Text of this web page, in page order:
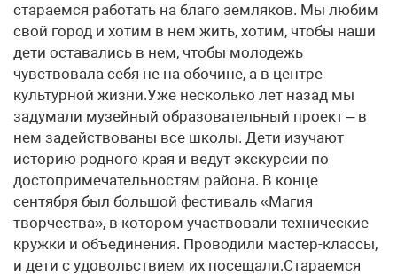
стараемся работать на благо земляков. Мы любим
свой город и хотим в нем жить, хотим, чтобы наши
дети оставались в нем, чтобы молодежь
чувствовала себя не на обочине, а в центре
культурной жизни.Уже несколько лет назад мы
задумали музейный образовательный проект – в
нем задействованы все школы. Дети изучают
историю родного края и ведут экскурсии по
достопримечательностям района. В конце
сентября был большой фестиваль «Магия
творчества», в котором участвовали технические
кружки и объединения. Проводили мастер-классы,
и дети с удовольствием их посещали.Стараемся